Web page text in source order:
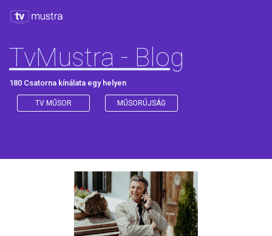
TvMustra - Blog
180 Csatorna kínálata egy helyen
TV MŰSOR MŰSORÚJSÁG